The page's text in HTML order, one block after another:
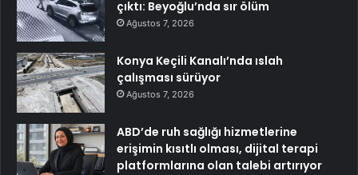
çıktı: Beyoğlu’nda sır ölüm
Ağustos 7, 2026
Konya Keçili Kanalı’nda ıslah
çalışması sürüyor
Ağustos 7, 2026
ABD’de ruh sağlığı hizmetlerine
erişimin kısıtlı olması, dijital terapi
platformlarına olan talebi artırıyor